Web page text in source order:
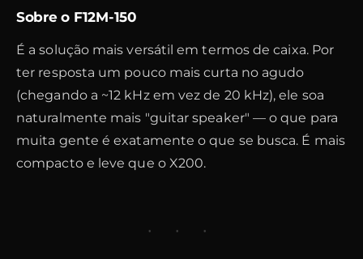
Sobre o F12M-150
É a solução mais versátil em termos de caixa. Por
ter resposta um pouco mais curta no agudo
(chegando a ~12 kHz em vez de 20 kHz), ele soa
naturalmente mais "guitar speaker" — o que para
muita gente é exatamente o que se busca. É mais
compacto e leve que o X200.
∙ ∙ ∙